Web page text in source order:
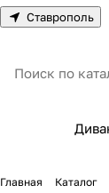
Ставрополь
Главная Каталог